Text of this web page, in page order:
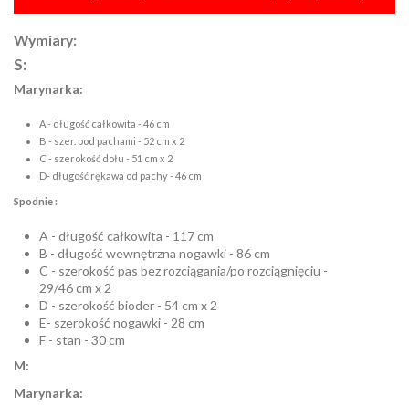
Wymiary:
S:
Marynarka:
A - długość całkowita - 46 cm
B - szer. pod pachami - 52 cm x 2
C - szerokość dołu - 51 cm x 2
D- długość rękawa od pachy - 46 cm
Spodnie :
A - długość całkowita - 117 cm
B - długość wewnętrzna nogawki - 86 cm
C - szerokość pas bez rozciągania/po rozciągnięciu -
29/46 cm x 2
D - szerokość bioder - 54 cm x 2
E- szerokość nogawki - 28 cm
F - stan - 30 cm
M:
Marynarka: